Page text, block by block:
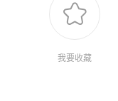
我要收藏